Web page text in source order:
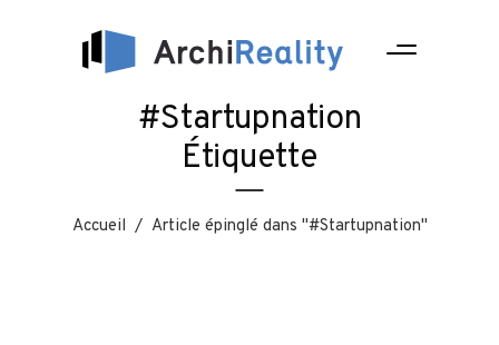
#Startupnation
Étiquette
Accueil / Article épinglé dans "#Startupnation"